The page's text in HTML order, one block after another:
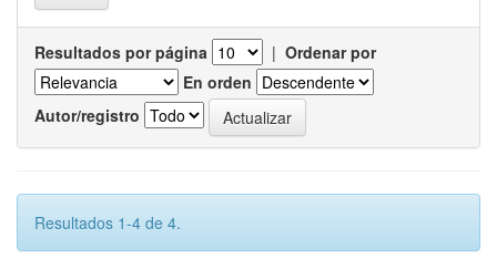
Resultados por página | Ordenar por
En orden
Autor/registro
Resultados 1-4 de 4.